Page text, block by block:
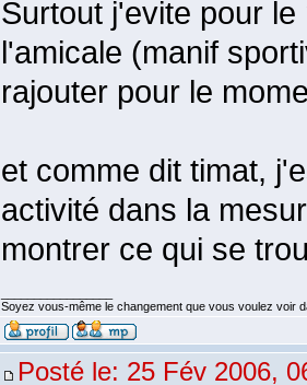
Surtout j'evite pour
l'amicale (manif
rajouter pour le
et comme dit timat,
activité dans la
montrer ce qui se
Soyez vous-même le changement que vous voulez voir
Posté le: 25 Fév 2006,